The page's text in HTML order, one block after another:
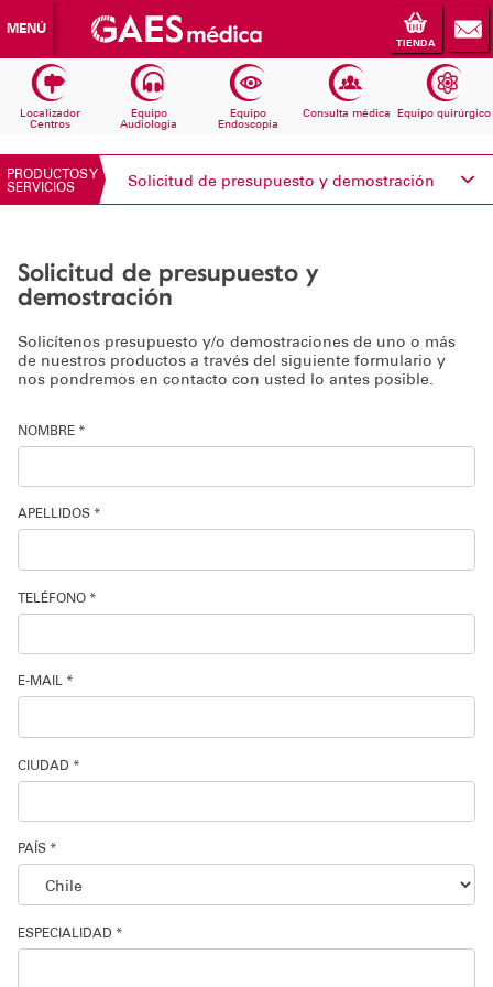
MENÚ
TIENDA
Localizador
Centros
Equipo
Audiologia
Equipo
Endoscopia
Consulta médica Equipo quirúrgico
PRODUCTOS Y
SERVICIOS
Solicitud de presupuesto y demostración
Equipos Audiología
Equipos Consulta médica
Consumibles
Solicita información
Soporte técnico
Solicitud de presupuesto y
demostración
Solicítenos presupuesto y/o demostraciones de uno o más
de nuestros productos a través del siguiente formulario y
nos pondremos en contacto con usted lo antes posible.
NOMBRE *
APELLIDOS *
TELÉFONO *
E-MAIL *
CIUDAD *
PAÍS *
ESPECIALIDAD *